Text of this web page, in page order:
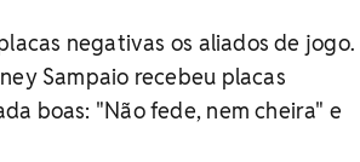
negativas os aliados de jogo.
Sampaio recebeu placas
boas: "Não fede, nem cheira" e